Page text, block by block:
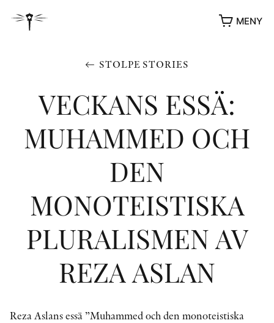
MENY
YUKIKO OCH PATRIK MÖTER
VIDEOGALLERI
UTMÄRKELSER
ÖVRIGA FORMAT
KONTAKT
STOLPE STORIES
VECKANS ESSÄ:
MUHAMMED OCH
DEN
MONOTEISTISKA
PLURALISMEN AV
REZA ASLAN
Reza Aslans essä ”Muhammed och den monoteistiska